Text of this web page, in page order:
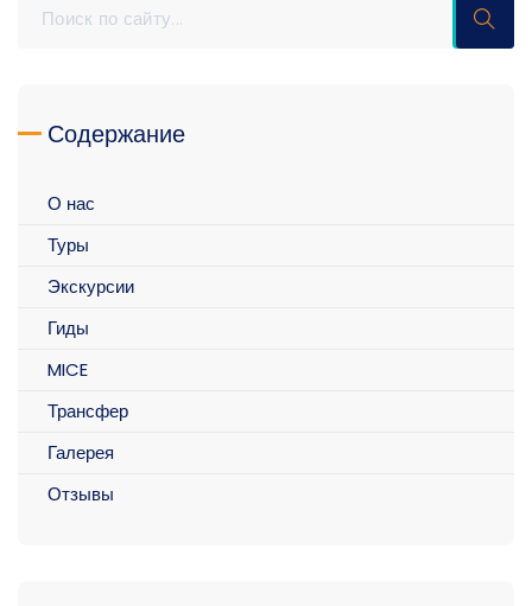
Содержание
О нас
Туры
Экскурсии
Гиды
MICE
Трансфер
Галерея
Отзывы